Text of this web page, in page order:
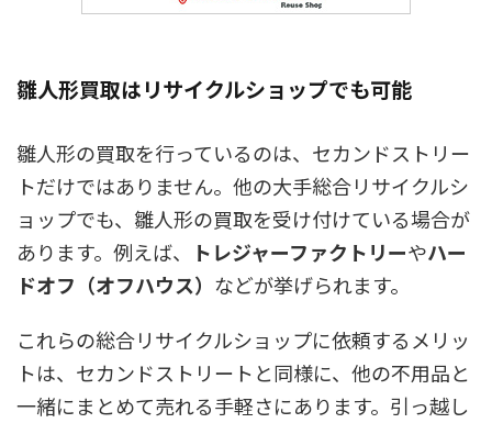
雛人形買取はリサイクルショップでも可能
雛人形の買取を行っているのは、セカンドストリー
トだけではありません。他の大手総合リサイクルシ
ョップでも、雛人形の買取を受け付けている場合が
あります。例えば、
トレジャーファクトリーやハー
ドオフ（オフハウス） などが挙げられます。
これらの総合リサイクルショップに依頼するメリッ
トは、セカンドストリートと同様に、 他の不用品と
一緒にまとめて売れる手軽さにあります。引っ越し